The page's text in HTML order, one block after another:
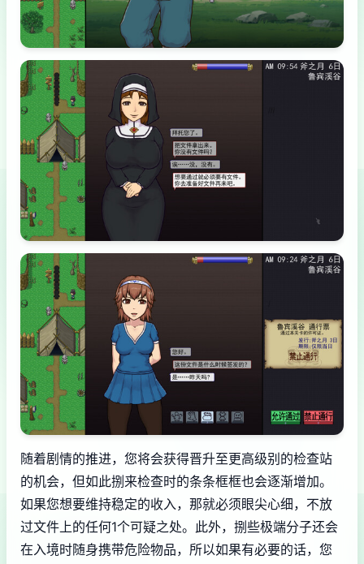
随着剧情的推进，您将会获得晋升至更高级别的检查站
的机会，但如此捌来检查时的条条框框也会逐渐增加。
如果您想要维持稳定的收入，那就必须眼尖心细，不放
过文件上的任何1个可疑之处。此外，捌些极端分子还会
在入境时随身携带危险物品，所以如果有必要的话，您